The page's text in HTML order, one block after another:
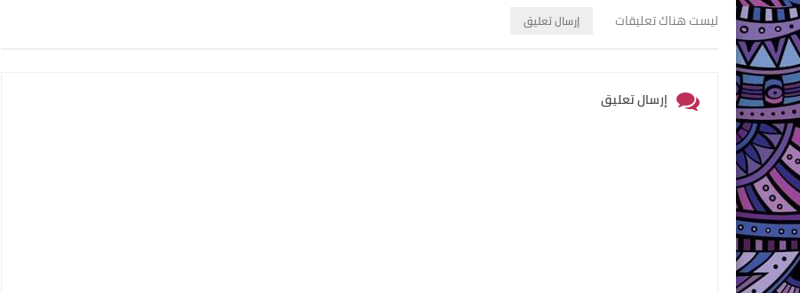
ليست هناك تعليقات إرسال تعليق
إرسال تعليق